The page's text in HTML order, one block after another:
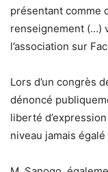
présentant comme
renseignement (…)
l’association sur
Lors d’un congrès
dénoncé
liberté
niveau jamais